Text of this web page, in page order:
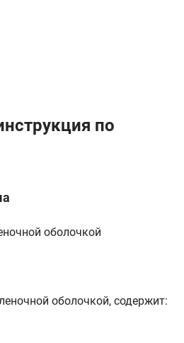
по
оболочкой
оболочкой, содержит: